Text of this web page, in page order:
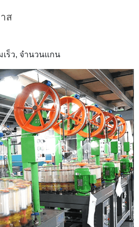
ส
ร็ว, จำนวนแกน